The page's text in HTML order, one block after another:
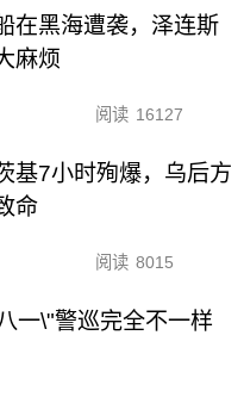
在黑海遭袭，泽连斯
麻烦
阅读 16127
基7小时殉爆，乌后方
命
阅读 8015
一\"警巡完全不一样